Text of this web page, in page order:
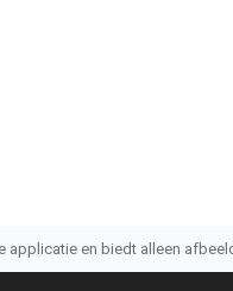
en biedt alleen